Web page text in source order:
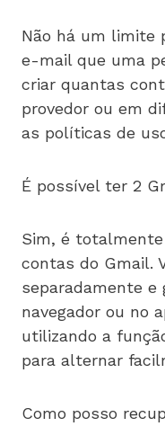
Não há um limite
e-mail que uma
criar quantas
provedor ou em
as políticas de
É possível ter 2
Sim, é
contas do Gmail.
separadamente e
navegador ou no
utilizando a
para alternar
Como posso